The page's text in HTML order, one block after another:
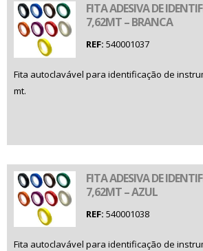
FITA ADESIVA DE
7,62MT – BRANCA
REF: 540001037
Fita autoclavável para identificação de
mt.
FITA ADESIVA DE
7,62MT – AZUL
REF: 540001038
Fita autoclavável para identificação de